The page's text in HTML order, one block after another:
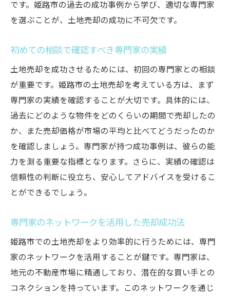
売却プロセスを円滑に進めるための事前準
備
姫路市での土地売却成功体験共有することで得
売却後のフィードバックを活用した改善策
経験者が語る失敗から学ぶ教訓
異なる事例から得られる共通の知識
売却体験をもとにしたアドバイス共有の価
値
具体例で見る売却プロセスの改善方法
姫路市の土地売却で専門家と共に歩む成功への
専門家と連携したプロジェクトマネジメン
ト
成功率を高めるための戦略的パートナーシ
ップ
です。姫路市の過去の成功事例から学び、適切な専門家
を選ぶことが、土地売却の成功に不可欠です。
初めての相談で確認すべき専門家の実績
土地売却を成功させるためには、初回の専門家との相談
が重要です。姫路市の土地売却を考えている方は、まず
専門家の実績を確認することが大切です。具体的には、
過去にどのような物件をどのくらいの期間で売却したの
か、また売却価格が市場の平均と比べてどうだったのか
を確認しましょう。専門家が持つ成功事例は、彼らの能
力を測る重要な指標となります。さらに、実績の確認は
信頼性の判断に役立ち、安心してアドバイスを受けるこ
とができるでしょう。
専門家のネットワークを活用した売却成功法
姫路市での土地売却をより効率的に行うためには、専門
家のネットワークを活用することが鍵です。専門家は、
地元の不動産市場に精通しており、潜在的な買い手との
コネクションを持っています。このネットワークを通じ